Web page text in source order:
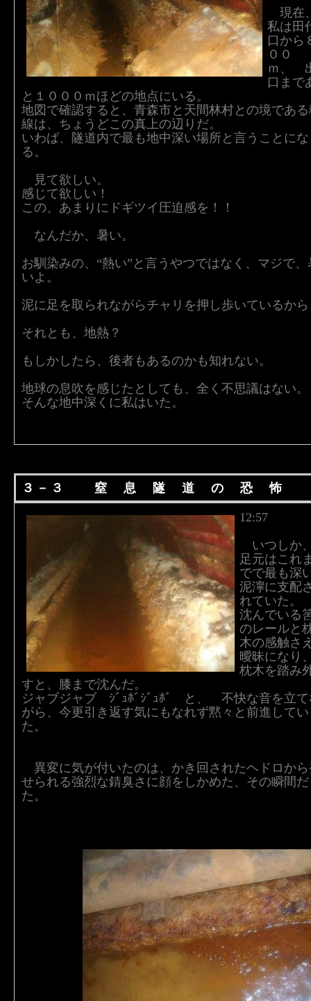
現在
私は田
口から
００
ｍ、
口まで
と１０００ｍほどの地点にいる。
地図で確認すると、青森市と天間林村との境であ
線は、ちょうどこの真上の辺りだ。
いわば、隧道内で最も地中深い場所と言うことにな
る。
見て欲しい。
感じて欲しい！
この、あまりにドギツイ圧迫感を！！
なんだか、暑い。
お馴染みの、“熱い”と言うやつではなく、マジで、
いよ。
泥に足を取られながらチャリを押し歩いているか
それとも、地熱？
もしかしたら、後者もあるのかも知れない。
地球の息吹を感じたとしても、全く不思議はない。
そんな地中深くに私はいた。
３－３ 窒 息 隧 道 の 恐 怖
12:57
いつしか
足元はこれ
でで最も深
泥濘に支配
れていた。
沈んでいる
のレールと
木の感触さ
曖昧になり
枕木を踏み
すと、膝まで沈んだ。
ジャブジャブ ｼﾞｭﾎﾞｼﾞｭﾎﾞ と、 不快な音を立て
がら、今更引き返す気にもなれず黙々と前進してい
た。
異変に気が付いたのは、かき回されたヘドロか
せられる強烈な錆臭さに顔をしかめた、その瞬間
た。